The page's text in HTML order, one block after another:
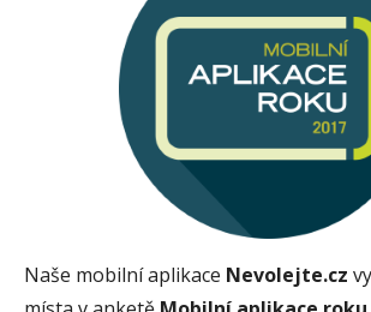
Naše mobilní aplikace Nevolejte.cz